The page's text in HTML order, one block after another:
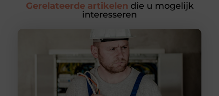
Gerelateerde artikelen die u mogelijk
interesseren